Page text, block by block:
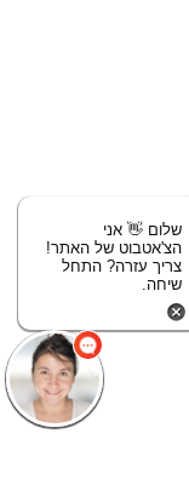
שלום 👋 אני
הצ'אטבוט של האתר!
צריך עזרה? התחל
שיחה.